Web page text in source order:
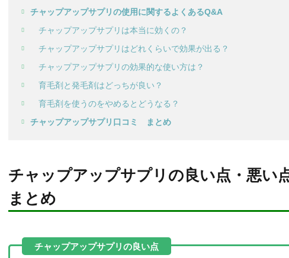
チャップアップサプリの使用に関するよくあるQ&A
チャップアップサプリは本当に効くの？
チャップアップサプリはどれくらいで効果が出る？
チャップアップサプリの効果的な使い方は？
育毛剤と発毛剤はどっちが良い？
育毛剤を使うのをやめるとどうなる？
チャップアップサプリ口コミ まとめ
チャップアップサプリの良い点・悪い
まとめ